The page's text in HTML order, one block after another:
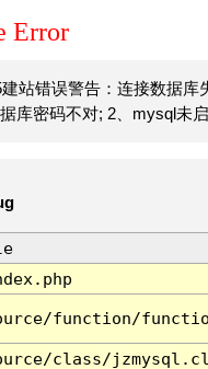
Error
建站错误警告：连接数据库
库密码不对; 2、mysql未启
function/
class/